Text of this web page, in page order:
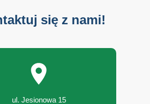
się z nami!
ul. Jesionowa 15